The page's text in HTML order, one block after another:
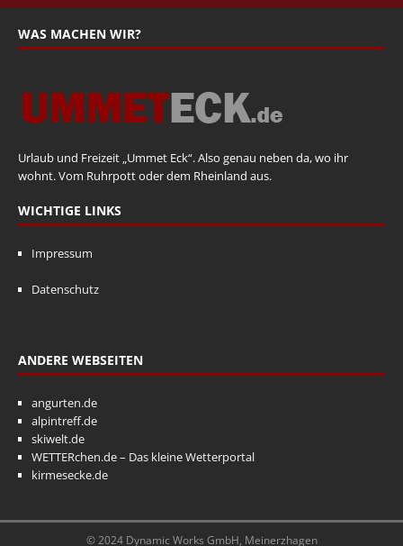
WAS MACHEN WIR?
Urlaub und Freizeit „Ummet Eck“. Also genau neben da, wo ihr
wohnt. Vom Ruhrpott oder dem Rheinland aus.
WICHTIGE LINKS
Impressum
Datenschutz
ANDERE WEBSEITEN
angurten.de
alpintreff.de
skiwelt.de
WETTERchen.de – Das kleine Wetterportal
kirmesecke.de
© 2024 Dynamic Works GmbH, Meinerzhagen